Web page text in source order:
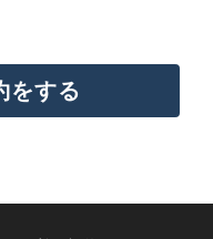
をする